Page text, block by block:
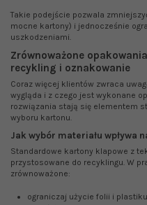
Takie podejście pozwala
mocne kartony) i jednocześnie
uszkodzeniami.
Zrównoważone
recykling i oznakowanie
Coraz więcej klientów zwraca
wygląda i z czego jest wykonane
rozwiązania stają się elementem
wyboru kartonu.
Jak wybór materiału wpływa
Standardowe kartony klapowe z
przystosowane do recyklingu. W
zrównoważone:
ograniczaj użycie folii i